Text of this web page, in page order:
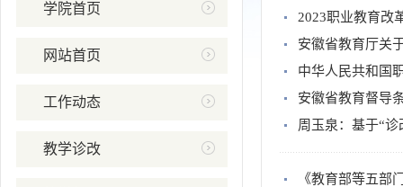
学院首页
网站首页
工作动态
教学诊改
2023职业教育改
安徽省教育厅关
中华人民共和国
安徽省教育督导
周玉泉：基于“
《教育部等五部